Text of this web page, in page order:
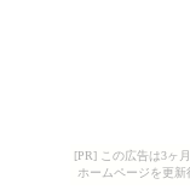
[PR] この広告は3ヶ
ホームページを更